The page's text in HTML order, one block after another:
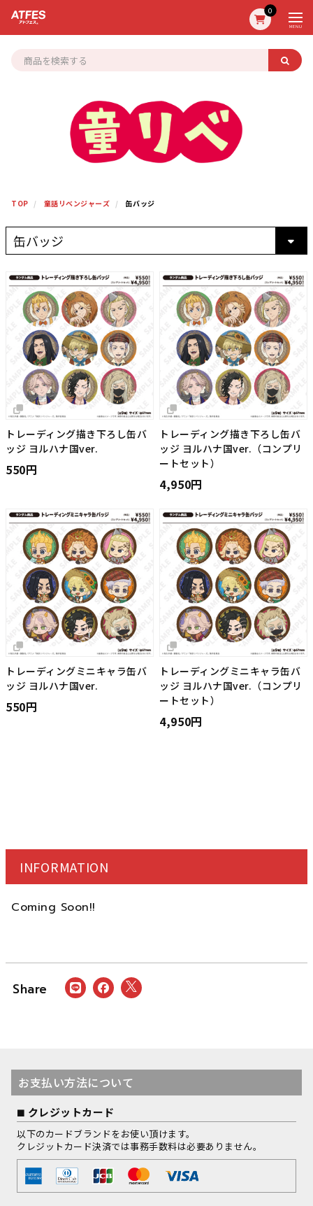
0
MENU
TOP 童話リベンジャーズ 缶バッジ
トレーディング描き下ろし缶バ
ッジ ヨルハナ国ver.
550円
トレーディング描き下ろし缶バ
ッジ ヨルハナ国ver.（コンプリ
ートセット）
4,950円
トレーディングミニキャラ缶バ
ッジ ヨルハナ国ver.
550円
トレーディングミニキャラ缶バ
ッジ ヨルハナ国ver.（コンプリ
ートセット）
4,950円
INFORMATION
Coming Soon!!
お支払い方法について
クレジットカード
以下のカードブランドをお使い頂けます。
クレジットカード決済では事務手数料は必要ありません。